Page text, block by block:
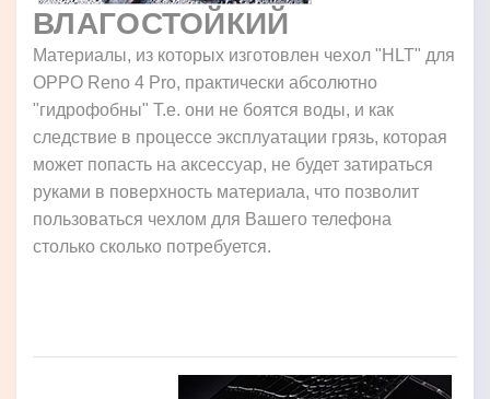
ВЛАГОСТОЙКИЙ
Материалы, из которых изготовлен чехол "HLT" для
OPPO Reno 4 Pro, практически абсолютно
"гидрофобны" Т.е. они не боятся воды, и как
следствие в процессе эксплуатации грязь, которая
может попасть на аксессуар, не будет затираться
руками в поверхность материала, что позволит
пользоваться чехлом для Вашего телефона
столько сколько потребуется.